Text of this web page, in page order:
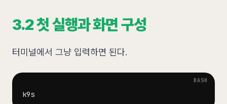
3.2 첫 실행과 화면 구성
터미널에서 그냥 입력하면 된다.